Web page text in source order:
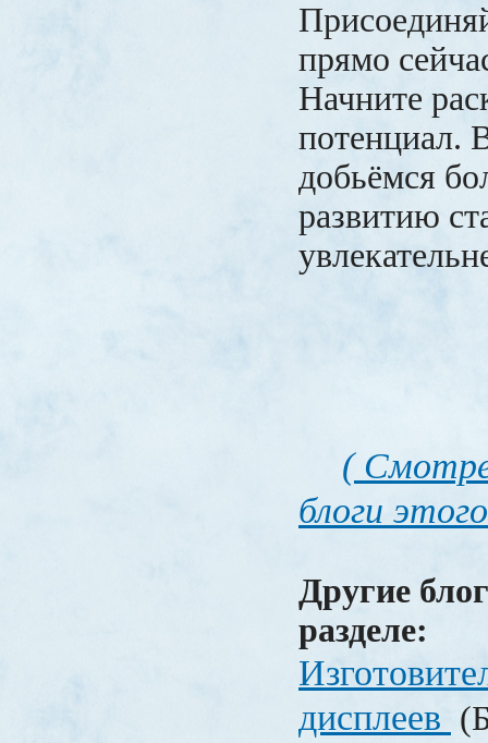
прямо
Начните
потенциал.
добьёмся
развитию
(
блоги
Другие
разделе:
дисплеев